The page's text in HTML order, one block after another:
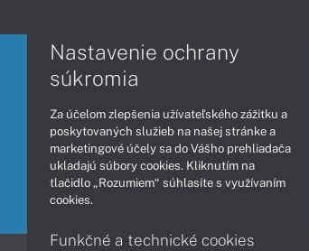
Nastavenie ochrany
súkromia
Za účelom zlepšenia užívateľského zážitku a
poskytovaných služieb na našej stránke a
marketingové účely sa do Vášho prehliadača
ukladajú súbory cookies. Kliknutím na
tlačidlo „Rozumiem“ súhlasíte s využívaním
cookies.
Funkčné a technické cookies